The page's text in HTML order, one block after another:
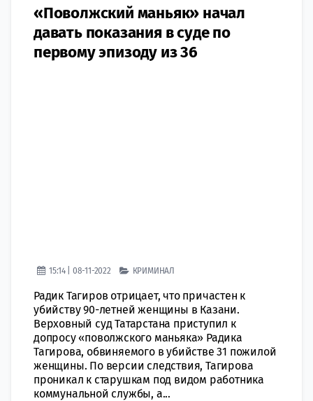
«Поволжский маньяк» начал
давать показания в суде по
первому эпизоду из 36
15:14 | 08-11-2022 КРИМИНАЛ
Радик Тагиров отрицает, что причастен к
убийству 90-летней женщины в Казани.
Верховный суд Татарстана приступил к
допросу «поволжского маньяка» Радика
Тагирова, обвиняемого в убийстве 31 пожилой
женщины. По версии следствия, Тагирова
проникал к старушкам под видом работника
коммунальной службы, а...